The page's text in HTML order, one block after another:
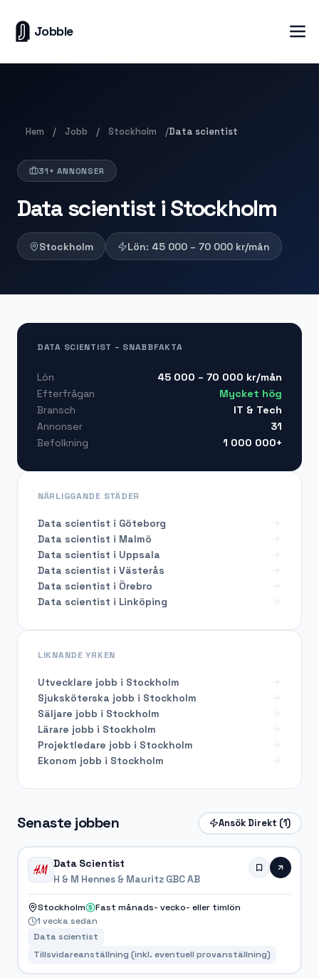
Jobble
Hem / Jobb / Stockholm /Data scientist
31+ ANNONSER
Data scientist i Stockholm
Stockholm Lön: 45 000 – 70 000 kr/mån
Senaste jobben Ansök Direkt (1)
Data Scientist
H & M Hennes & Mauritz GBC AB
Stockholm
Fast månads- vecko- eller timlön
1 vecka sedan
Data scientist
Tillsvidareanställning (inkl. eventuell provanställning)
DATA SCIENTIST – SNABBFAKTA
Lön 45 000 – 70 000 kr/mån
Efterfrågan
Mycket hög
Bransch
IT & Tech
Annonser
31
Befolkning
1 000 000+
NÄRLIGGANDE STÄDER
Data scientist i Göteborg
Data scientist i Malmö
Data scientist i Uppsala
Data scientist i Västerås
Data scientist i Örebro
Data scientist i Linköping
LIKNANDE YRKEN
Utvecklare jobb i Stockholm
Sjuksköterska jobb i Stockholm
Säljare jobb i Stockholm
Lärare jobb i Stockholm
Projektledare jobb i Stockholm
Ekonom jobb i Stockholm